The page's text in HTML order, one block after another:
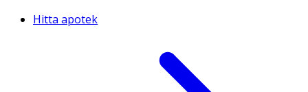
Hitta apotek